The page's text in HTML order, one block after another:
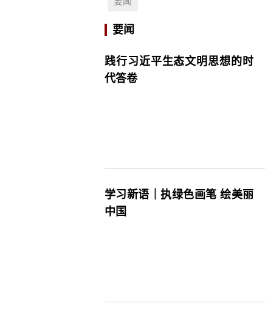
要闻
践行习近平生态文明思想的时
代答卷
学习新语｜执绿色画笔 绘美丽
中国